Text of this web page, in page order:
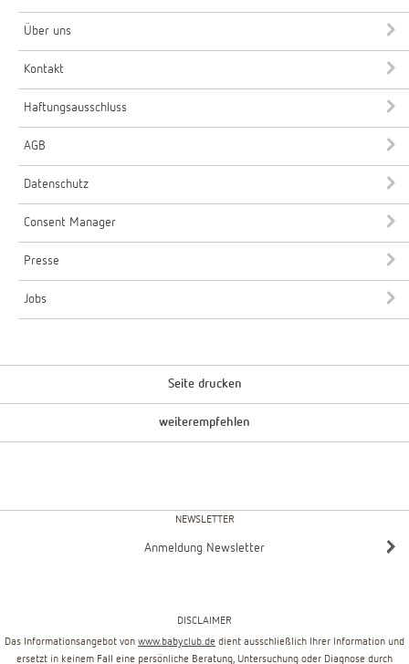
Über uns
Kontakt
Haftungsausschluss
AGB
Datenschutz
Consent Manager
Presse
Jobs
Seite drucken
weiterempfehlen
NEWSLETTER
Anmeldung Newsletter
DISCLAIMER
Das Informationsangebot von www.babyclub.de dient ausschließlich Ihrer Information und
ersetzt in keinem Fall eine persönliche Beratung, Untersuchung oder Diagnose durch